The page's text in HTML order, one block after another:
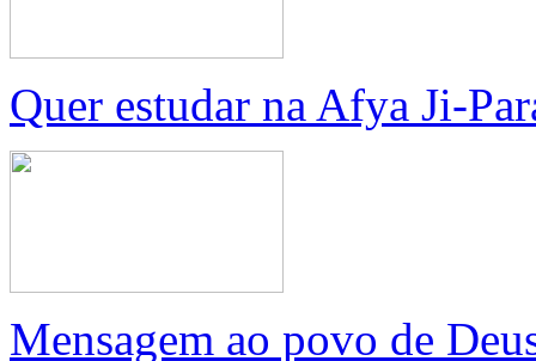
Quer estudar na Afya Ji-
Mensagem ao povo de